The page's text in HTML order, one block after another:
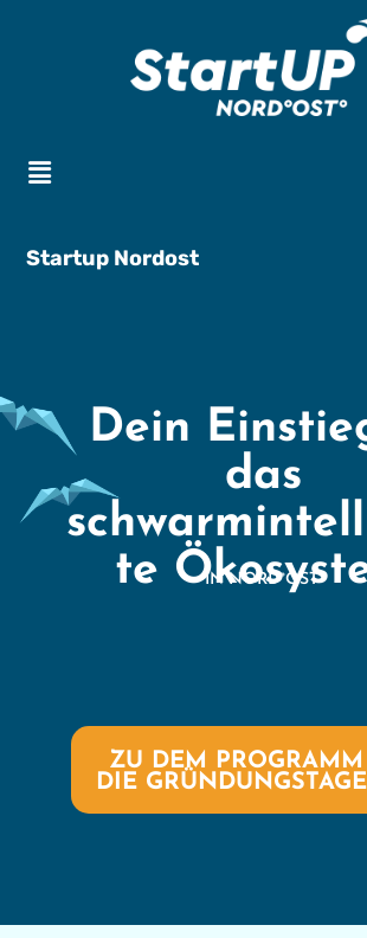
Startup Nordost
Dein
das
te
IN NORD°OST°
ZU DEM PROGRAMM
DIE